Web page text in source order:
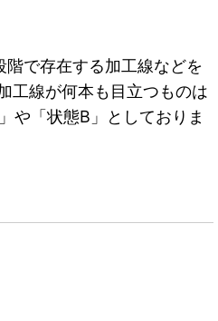
で存在する加工線などを
工線が何本も目立つものは
や「状態B」としておりま